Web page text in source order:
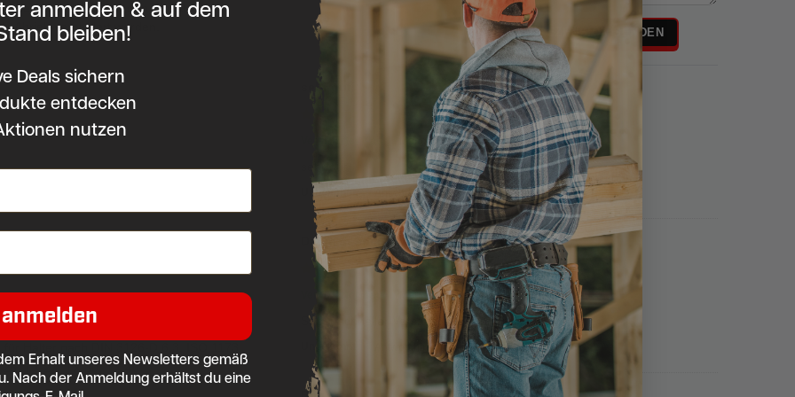
können. Durch den Einsatz von
Abrieb verhindert werden.
TX 27, TX 30, TX 40
Rezensionstext
REZENSION SENDEN
Menge: 1 Stück Antrieb / Größe: TX 25
Unbekannt Antwort hinzufügen
Daumen hoch!
Verifizierter Kauf Menge: 1 Stück Antrieb / Größe: TX 40
Super schneller Versand und sehr preiswert!
Antwort hinzufügen
anmelden & auf dem
bleiben!
Deals sichern
entdecken
nutzen
Erhalt unseres Newsletters gemäß
Nach der Anmeldung erhältst du eine